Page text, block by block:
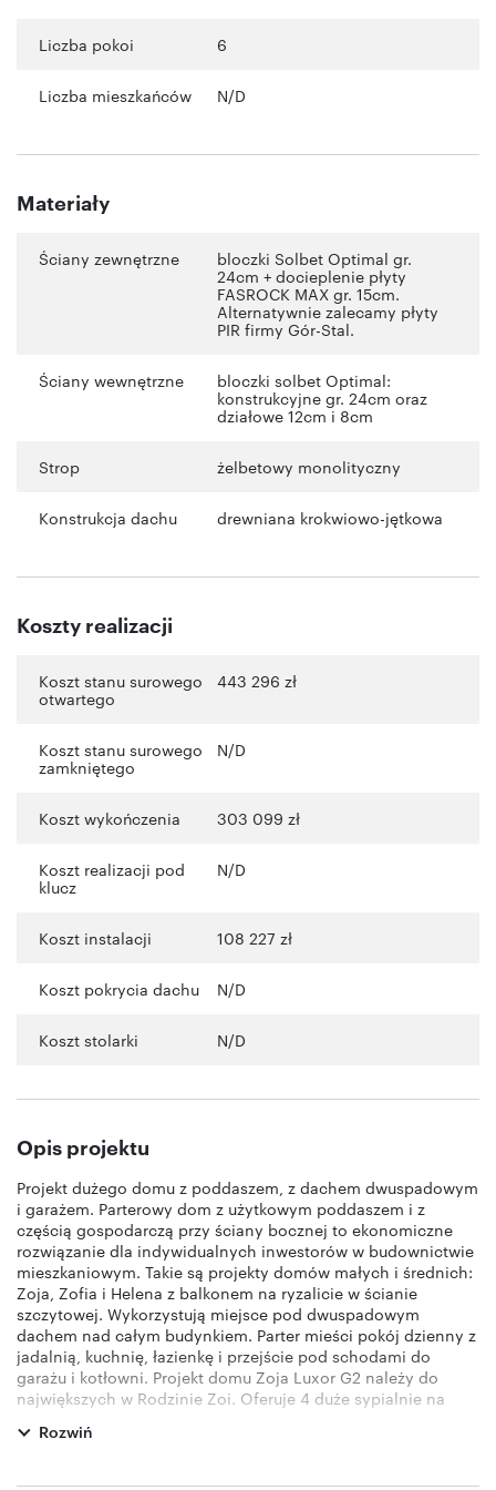
Liczba pokoi 6
Liczba mieszkańców N/D
Materiały
Ściany zewnętrzne
bloczki Solbet Optimal gr.
24cm + docieplenie płyty
FASROCK MAX gr. 15cm.
Alternatywnie zalecamy płyty
PIR firmy Gór-Stal.
Ściany wewnętrzne
bloczki solbet Optimal:
konstrukcyjne gr. 24cm oraz
działowe 12cm i 8cm
Strop żelbetowy monolityczny
Konstrukcja dachu drewniana krokwiowo-jętkowa
Koszty realizacji
Koszt stanu surowego
otwartego
443 296 zł
Koszt stanu surowego
zamkniętego
N/D
Koszt wykończenia 303 099 zł
Koszt realizacji pod
klucz
N/D
Koszt instalacji 108 227 zł
Koszt pokrycia dachu N/D
Koszt stolarki N/D
Opis projektu
Projekt dużego domu z poddaszem, z dachem dwuspadowym
i garażem. Parterowy dom z użytkowym poddaszem i z
częścią gospodarczą przy ściany bocznej to ekonomiczne
rozwiązanie dla indywidualnych inwestorów w budownictwie
mieszkaniowym. Takie są projekty domów małych i średnich:
Zoja, Zofia i Helena z balkonem na ryzalicie w ścianie
szczytowej. Wykorzystują miejsce pod dwuspadowym
dachem nad całym budynkiem. Parter mieści pokój dzienny z
jadalnią, kuchnię, łazienkę i przejście pod schodami do
garażu i kotłowni. Projekt domu Zoja Luxor G2 należy do
największych w Rodzinie Zoi. Oferuje 4 duże sypialnie na
tak jak w wersji Lux G2, zaznaczono w bryle osobnym
proste schody ze spocznikiem, który separuje główną
Rozwiń